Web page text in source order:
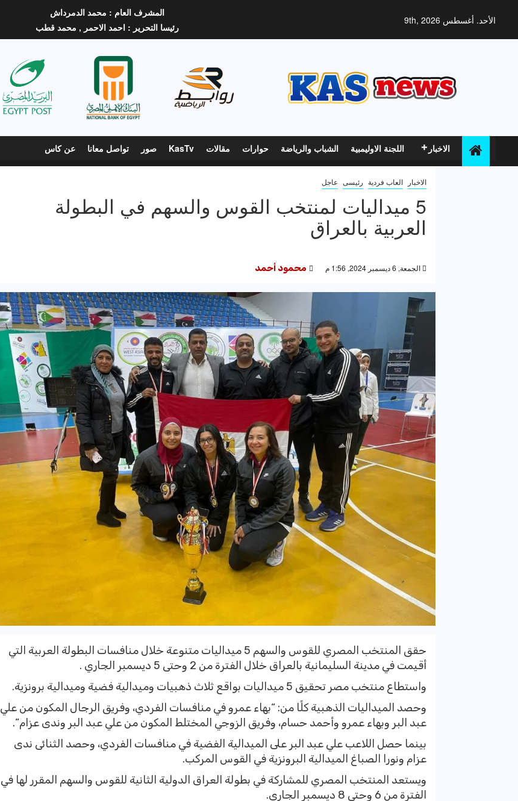
الأحد. أغسطس 9th, 2026
المشرف العام : محمد الدمرداش
رئيسا التحرير : احمد الاحمر , محمد قطب
الاخبار اللجنة الاوليمبية الشباب والرياضة حوارات مقالات KasTv صور تواصل معانا عن كاس
الاخبار العاب فردية رئيسى عاجل
5 ميداليات لمنتخب القوس والسهم في البطولة
العربية بالعراق
الجمعة, 6 ديسمبر 2024, 1:56 م محمود أحمد
حقق المنتخب المصري للقوس والسهم 5 ميداليات متنوعة خلال منافسات البطولة العربية التي
أقيمت في مدينة السليمانية بالعراق خلال الفترة من 2 وحتى 5 ديسمبر الجاري .
واستطاع منتخب مصر تحقيق 5 ميداليات بواقع ثلاث ذهبيات وميدالية فضية وميدالية برونزية.
وحصد الميداليات الذهبية كلًا من: “بهاء عمرو في منافسات الفردي، وفريق الرجال المكون من علي
عبد البر وبهاء عمرو وأحمد حسام، وفريق الزوجي المختلط المكون من علي عبد البر وندى عزام“.
بينما حصل اللاعب علي عبد البر على الميدالية الفضية في منافسات الفردي، وحصد الثنائى ندى
عزام ونورا الصباغ الميدالية البرونزية في القوس المركب.
ويستعد المنتخب المصري للمشاركة في بطولة العراق الدولية الثانية للقوس والسهم المقرر لها في
الفترة من 6 وحتى 8 ديسمبر الجاري.